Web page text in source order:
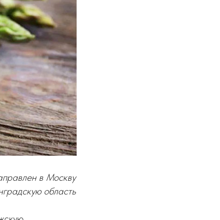
в Москву
область